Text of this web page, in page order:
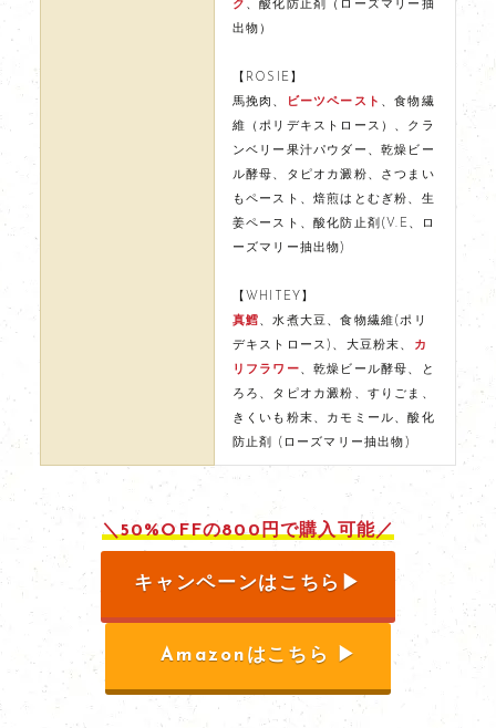
ク 、酸化防止剤（ローズマリー抽
出物）
【ROSIE】
馬挽肉、
ビーツペースト 、食物繊
維（ポリデキストロース）、クラ
ンベリー果汁パウダー、乾燥ビー
ル酵母、タピオカ澱粉、さつまい
もペースト、焙煎はとむぎ粉、生
姜ペースト、酸化防止剤(V.E、ロ
ーズマリー抽出物)
【WHITEY】
真鱈、水煮大豆、食物繊維(ポリ
デキストロース)、大豆粉末、
カ
リフラワー、乾燥ビール酵母、と
ろろ、タピオカ澱粉、すりごま、
きくいも粉末、カモミール、酸化
防止剤 (ローズマリー抽出物)
＼50%OFFの800円で購入可能／
キャンペーンはこちら▶︎
Amazonはこちら ▶︎